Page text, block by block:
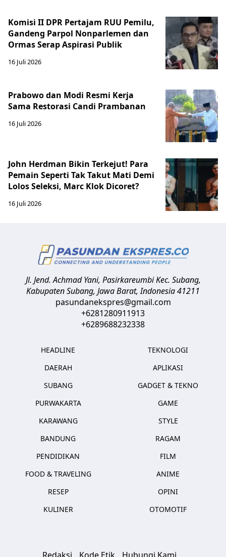
Komisi II DPR Pertajam RUU Pemilu,
Gandeng Parpol Nonparlemen dan
Ormas Serap Aspirasi Publik
16 Juli 2026
Prabowo dan Modi Resmi Kerja
Sama Restorasi Candi Prambanan
16 Juli 2026
John Herdman Bikin Terkejut! Para
Pemain Seperti Tak Takut Mati Demi
Lolos Seleksi, Marc Klok Dicoret?
16 Juli 2026
Jl. Jend. Achmad Yani, Pasirkareumbi Kec. Subang,
Kabupaten Subang, Jawa Barat,Indonesia41211
pasundanekspres@gmail.com
+6281280911913
+6289688232338
HEADLINE
DAERAH
SUBANG
PURWAKARTA
KARAWANG
BANDUNG
PENDIDIKAN
FOOD & TRAVELING
RESEP
KULINER
TEKNOLOGI
APLIKASI
GADGET & TEKNO
GAME
STYLE
RAGAM
FILM
ANIME
OPINI
OTOMOTIF